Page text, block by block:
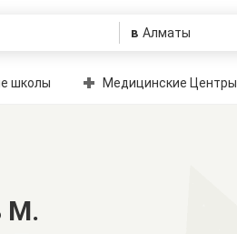
в
школы Медицинские Центры
М.